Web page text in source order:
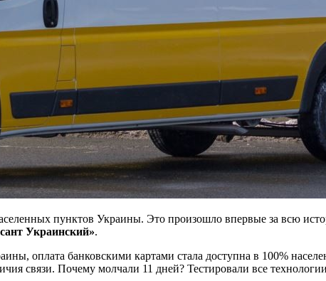
пунктов Украины. Это произошло впервые за всю
Украинский».
оплата банковскими картами стала доступна в 100%
связи. Почему молчали 11 дней? Тестировали все